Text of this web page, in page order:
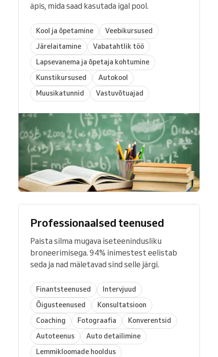
äpis, mida saad kasutada igal pool.
Kool ja õpetamine
Veebikursused
Järelaitamine
Vabatahtlik töö
Lapsevanema ja õpetaja kohtumine
Kunstikursused
Autokool
Muusikatunnid
Vastuvõtuajad
Professionaalsed teenused
Paista silma mugava iseteenindusliku
broneerimisega. 94% inimestest eelistab
seda ja nad mäletavad sind selle järgi.
Finantsteenused
Intervjuud
Õigusteenused
Konsultatsioon
Coaching
Fotograafia
Konverentsid
Autoteenus
Auto detailimine
Lemmikloomade hooldus